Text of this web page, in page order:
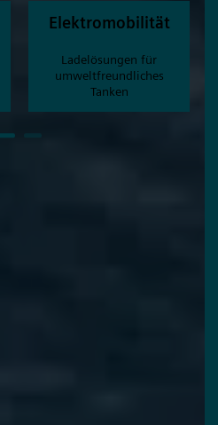
Elektromobilität
Ladelösungen für
umweltfreundliches
Tanken